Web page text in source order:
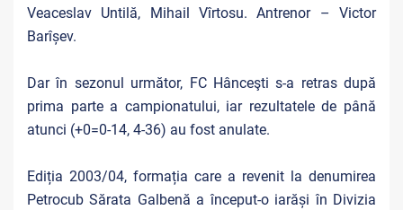
Veaceslav Untilă, Mihail Vîrtosu. Antrenor – Victor
Barîșev.
Dar în sezonul următor, FC Hânceşti s-a retras după
prima parte a campionatului, iar rezultatele de până
atunci (+0=0-14, 4-36) au fost anulate.
Ediția 2003/04, formația care a revenit la denumirea
Petrocub Sărata Galbenă a început-o iarăși în Divizia